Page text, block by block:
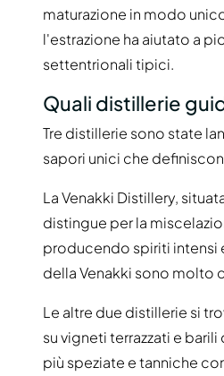
maturazione in modo
l'estrazione ha aiutato a
settentrionali tipici.
Quali distillerie
Tre distillerie sono state
sapori unici che
La Venakki Distillery,
distingue per la
producendo spiriti intensi
della Venakki sono molto
Le altre due distillerie si
su vigneti terrazzati e
più speziate e tanniche